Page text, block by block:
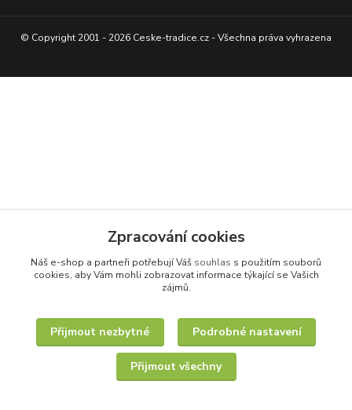
© Copyright 2001 - 2026 Ceske-tradice.cz - Všechna práva vyhrazena
Zpracování cookies
Náš e-shop a partneři potřebují Váš souhlas s použitím souborů
cookies, aby Vám mohli zobrazovat informace týkající se Vašich
zájmů.
Přijmout nezbytné Podrobné nastavení
Přijmout všechny